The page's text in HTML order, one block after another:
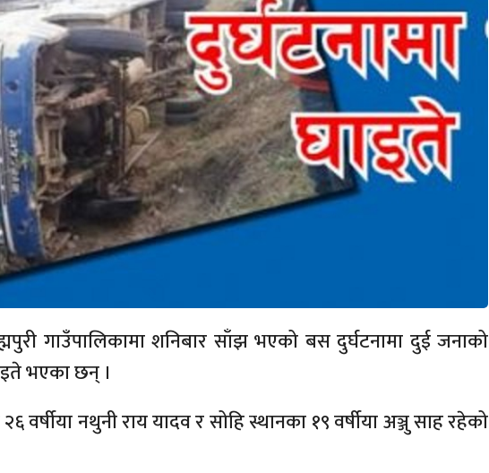
गाउँपालिकामा शनिबार साँझ भएको बस दुर्घटनामा दुई जनाको
भएका छन् ।
वर्षीया नथुनी राय यादव र सोहि स्थानका १९ वर्षीया अञ्जु साह रहेको